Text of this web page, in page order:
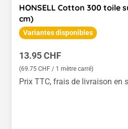
HONSELL Cotton 300 toile
cm)
Variantes disponibles
Prix régulier :
13.95 CHF
(69.75 CHF / 1 mètre carré)
Prix TTC, frais de livraison en